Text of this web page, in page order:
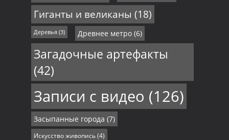
Гиганты и великаны (18)
Деревья(3) Древнее метро(6)
Загадочные артефакты
(42)
Записи с видео (126)
Засыпанные города (7)
Искусство живопись(4)